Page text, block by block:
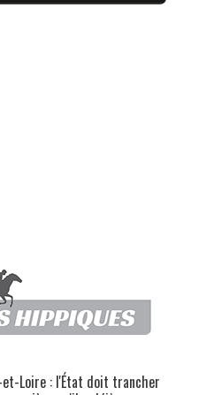
et-Loire : l'État doit trancher